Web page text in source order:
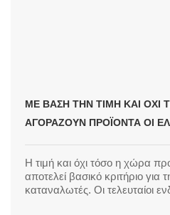
ΜΕ ΒΆΣΗ ΤΗΝ ΤΙΜΉ ΚΑΙ ΌΧΙ
ΑΓΟΡΆΖΟΥΝ ΠΡΟΪΌΝΤΑ ΟΙ
Η τιμή και όχι τόσο η χώρα
αποτελεί βασικό κριτήριο για
καταναλωτές. Οι τελευταίοι